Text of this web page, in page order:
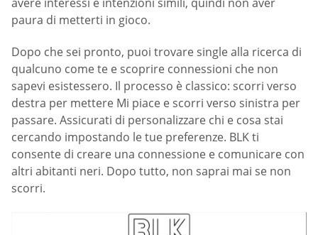
paura di metterti in gioco.
Dopo che sei pronto, puoi trovare single alla ricerca di
qualcuno come te e scoprire connessioni che non
sapevi esistessero. Il processo è classico: scorri verso
destra per mettere Mi piace e scorri verso sinistra per
passare. Assicurati di personalizzare chi e cosa stai
cercando impostando le tue preferenze. BLK ti
consente di creare una connessione e comunicare con
altri abitanti neri. Dopo tutto, non saprai mai se non
scorri.